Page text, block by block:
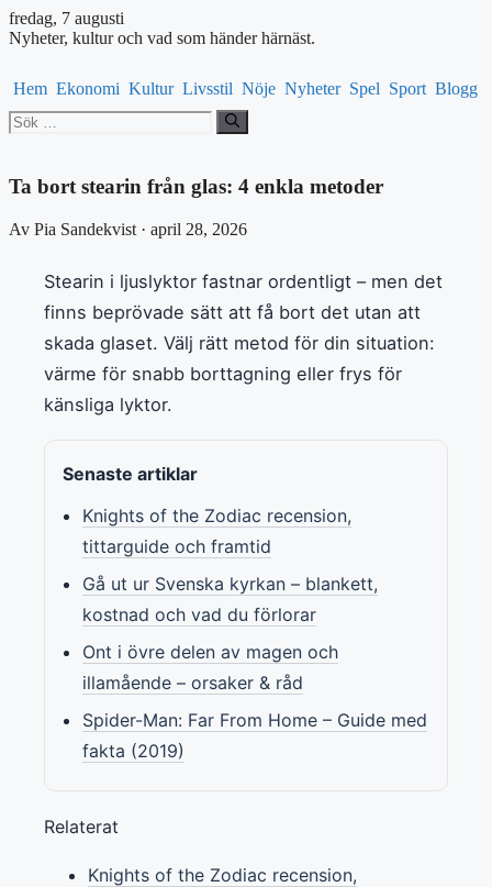
fredag, 7 augusti
Nyheter, kultur och vad som händer härnäst.
Hem Ekonomi Kultur Livsstil Nöje Nyheter Spel Sport Blogg
Sök
efter:
Ta bort stearin från glas: 4 enkla metoder
Av Pia Sandekvist · april 28, 2026
Stearin i ljuslyktor fastnar ordentligt – men det
finns beprövade sätt att få bort det utan att
skada glaset. Välj rätt metod för din situation:
värme för snabb borttagning eller frys för
känsliga lyktor.
Senaste artiklar
Knights of the Zodiac recension,
tittarguide och framtid
Gå ut ur Svenska kyrkan – blankett,
kostnad och vad du förlorar
Ont i övre delen av magen och
illamående – orsaker & råd
Spider-Man: Far From Home – Guide med
fakta (2019)
Relaterat
Knights of the Zodiac recension,